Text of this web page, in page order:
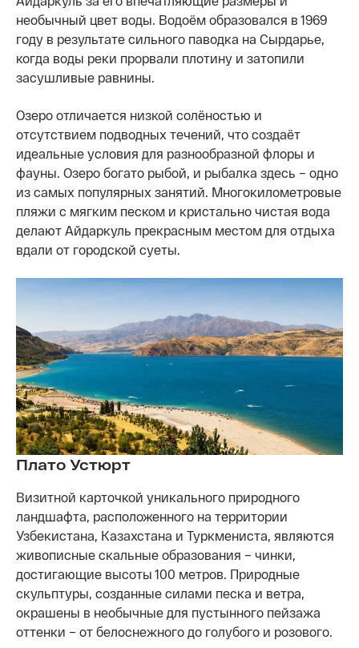
необычный цвет воды. Водоём образовался в 1969
году в результате сильного паводка на Сырдарье,
когда воды реки прорвали плотину и затопили
засушливые равнины.
Озеро отличается низкой солёностью и
отсутствием подводных течений, что создаёт
идеальные условия для разнообразной флоры и
фауны. Озеро богато рыбой, и рыбалка здесь – одно
из самых популярных занятий. Многокилометровые
пляжи с мягким песком и кристально чистая вода
делают Айдаркуль прекрасным местом для отдыха
вдали от городской суеты.
Плато Устюрт
Визитной карточкой уникального природного
ландшафта, расположенного на территории
Узбекистана, Казахстана и Туркмениста, являются
живописные скальные образования – чинки,
достигающие высоты 100 метров. Природные
скульптуры, созданные силами песка и ветра,
окрашены в необычные для пустынного пейзажа
оттенки – от белоснежного до голубого и розового.